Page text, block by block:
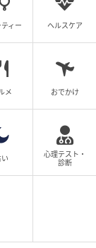
一覧を見る
している。 自分
ヤモヤ話、スカ
誰かに寄り添え
中。
ィー ヘルスケア
メ おでかけ
い
心理テスト・
診断